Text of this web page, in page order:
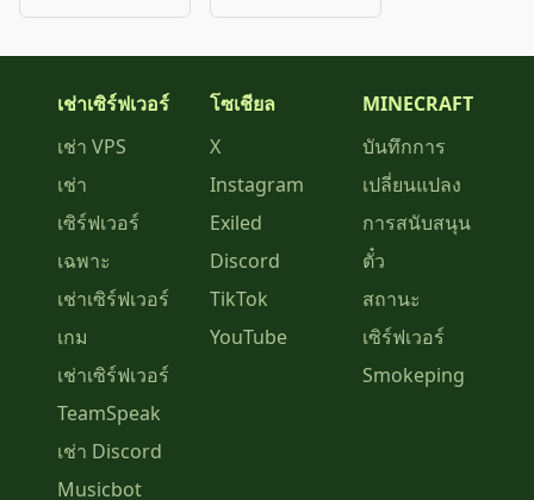
เช่าเซิร์ฟเวอร์
เช่า VPS
เช่า
เซิร์ฟเวอร์
เฉพาะ
เช่าเซิร์ฟเวอร์
เกม
เช่าเซิร์ฟเวอร์
TeamSpeak
เช่า Discord
Musicbot
โซเชียล
X
Instagram
Exiled
Discord
TikTok
YouTube
MINECRAFT
บันทึกการ
เปลี่ยนแปลง
การสนับสนุน
ตั๋ว
สถานะ
เซิร์ฟเวอร์
Smokeping